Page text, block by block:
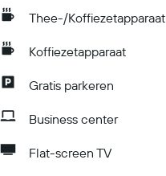
Thee-/Koffiezetapparaat
Koffiezetapparaat
Gratis parkeren
Business center
Flat-screen TV